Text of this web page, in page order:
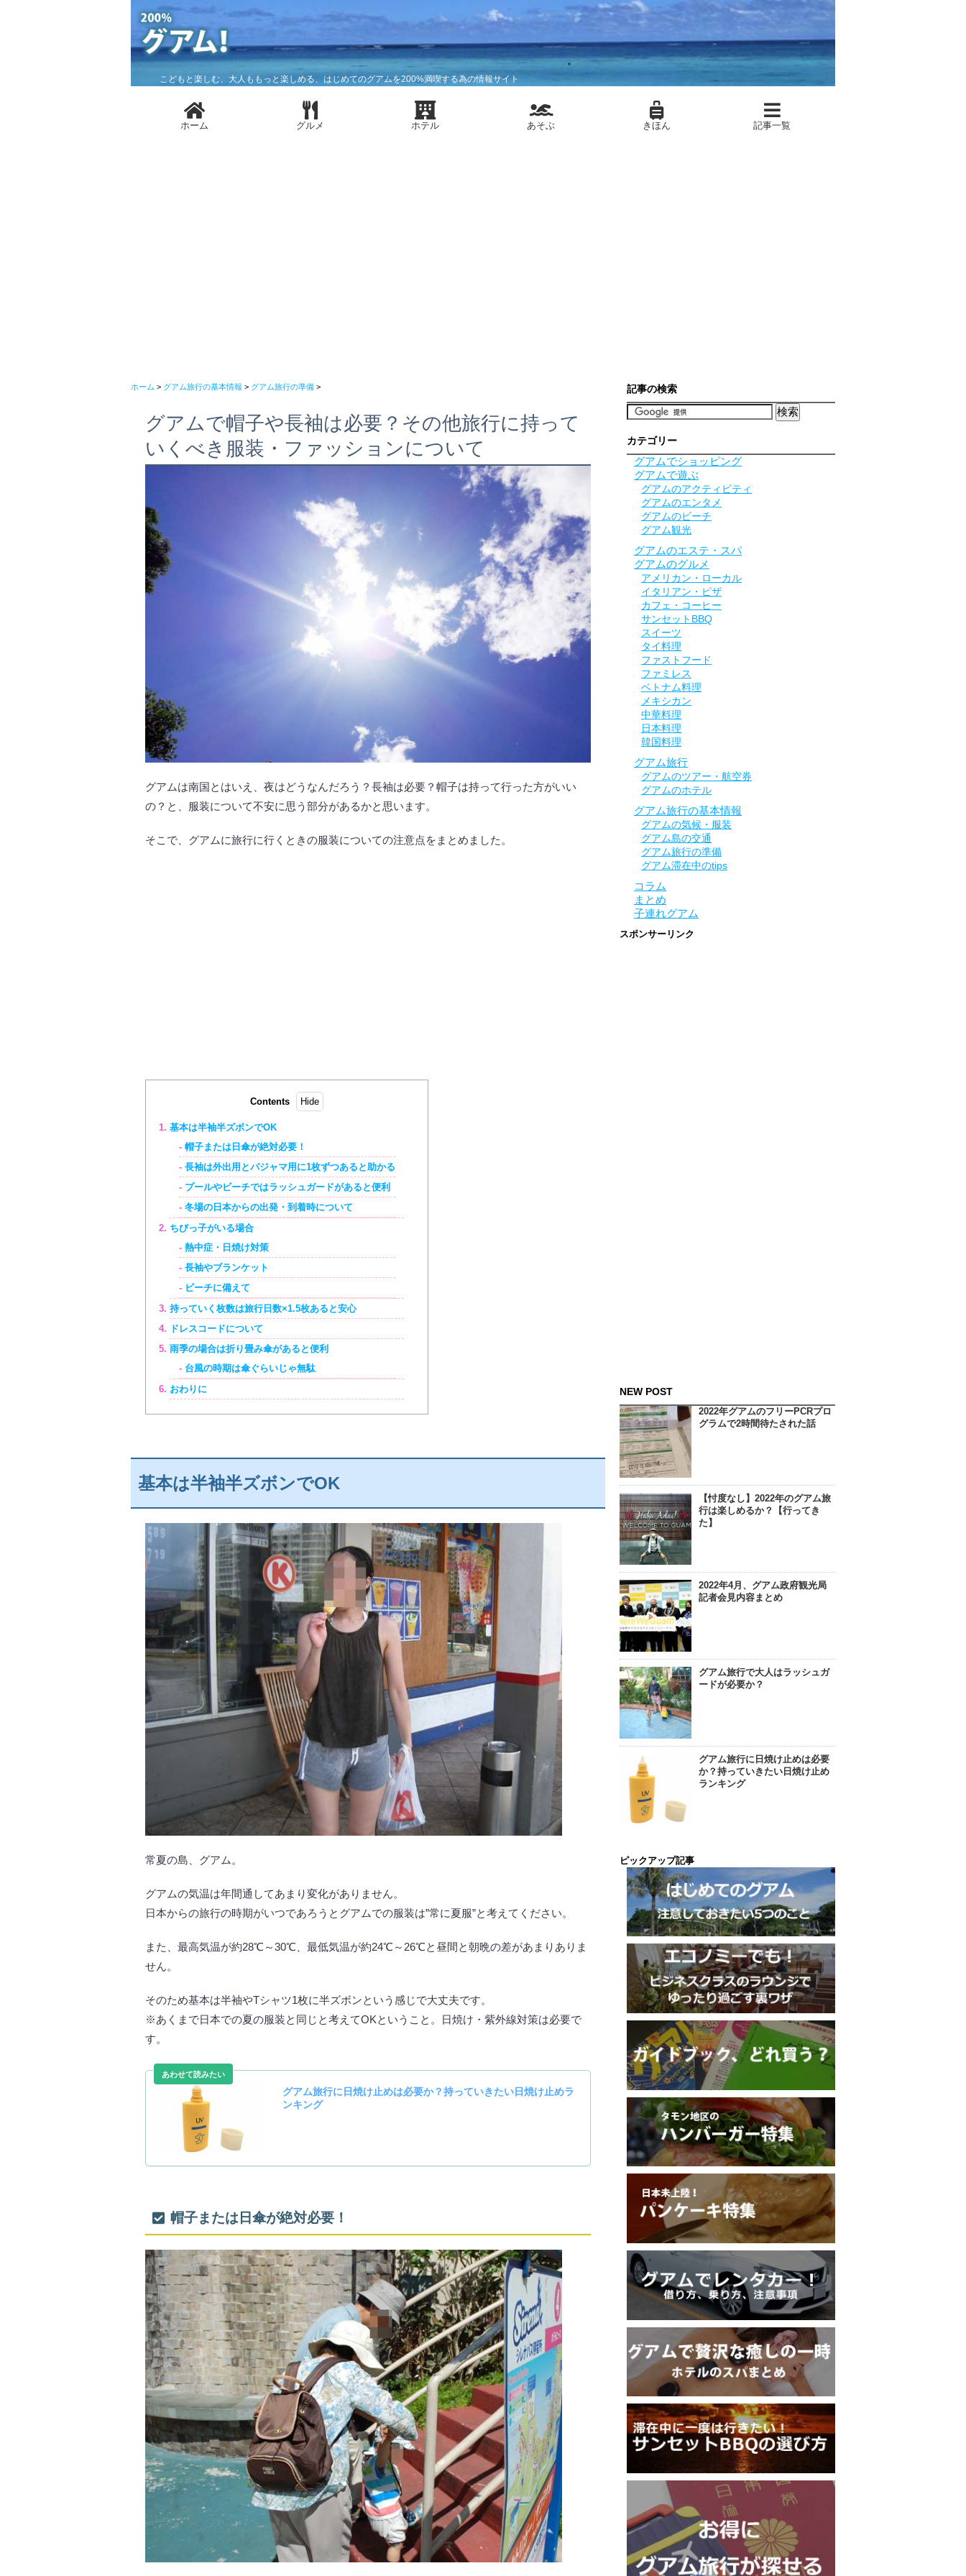
こどもと楽しむ、大人ももっと楽しめる、はじめてのグアムを200%満喫する為の情報サイト
ホーム グルメ ホテル あそぶ きほん 記事一覧
ホーム > グアム旅行の基本情報 > グアム旅行の準備 >
グアムで帽子や長袖は必要？その他旅行に持って
いくべき服装・ファッションについて
グアムは南国とはいえ、夜はどうなんだろう？長袖は必要？帽子は持って行った方がいい
の？と、服装について不安に思う部分があるかと思います。
そこで、グアムに旅行に行くときの服装についての注意点をまとめました。
Contents
基本は半袖半ズボンでOK
帽子または日傘が絶対必要！
長袖は外出用とパジャマ用に1枚ずつあると助かる
プールやビーチではラッシュガードがあると便利
冬場の日本からの出発・到着時について
ちびっ子がいる場合
熱中症・日焼け対策
長袖やブランケット
ビーチに備えて
持っていく枚数は旅行日数×1.5枚あると安心
ドレスコードについて
雨季の場合は折り畳み傘があると便利
台風の時期は傘ぐらいじゃ無駄
おわりに
基本は半袖半ズボンでOK
常夏の島、グアム。
グアムの気温は年間通してあまり変化がありません。
日本からの旅行の時期がいつであろうとグアムでの服装は”常に夏服”と考えてください。
また、最高気温が約28℃～30℃、最低気温が約24℃～26℃と昼間と朝晩の差があまりありま
せん。
そのため基本は半袖やTシャツ1枚に半ズボンという感じで大丈夫です。
※あくまで日本での夏の服装と同じと考えてOKということ。日焼け・紫外線対策は必要で
す。
帽子または日傘が絶対必要！
記事の検索
カテゴリー
グアムでショッピング
グアムで遊ぶ
グアムのアクティビティ
グアムのエンタメ
グアムのビーチ
グアム観光
グアムのエステ・スパ
グアムのグルメ
アメリカン・ローカル
イタリアン・ピザ
カフェ・コーヒー
サンセットBBQ
スイーツ
タイ料理
ファストフード
ファミレス
ベトナム料理
メキシカン
中華料理
日本料理
韓国料理
グアム旅行
グアムのツアー・航空券
グアムのホテル
グアム旅行の基本情報
グアムの気候・服装
グアム島の交通
グアム旅行の準備
グアム滞在中のtips
コラム
まとめ
子連れグアム
スポンサーリンク
NEW POST
2022年グアムのフリーPCRプロ
グラムで2時間待たされた話
【忖度なし】2022年のグアム旅
行は楽しめるか？【行ってき
た】
2022年4月、グアム政府観光局
記者会見内容まとめ
グアム旅行で大人はラッシュガ
ードが必要か？
グアム旅行に日焼け止めは必要
か？持っていきたい日焼け止め
ランキング
ピックアップ記事